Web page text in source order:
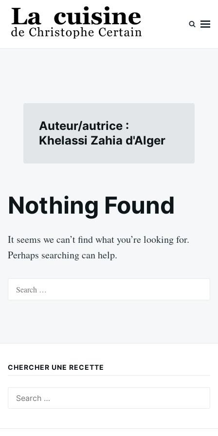
Skip
content
Search
for:
Auteur/autrice :
Khelassi Zahia d'Alger
Nothing Found
It seems we can’t find what you’re looking for.
Perhaps searching can help.
Search
CHERCHER UNE RECETTE
for: